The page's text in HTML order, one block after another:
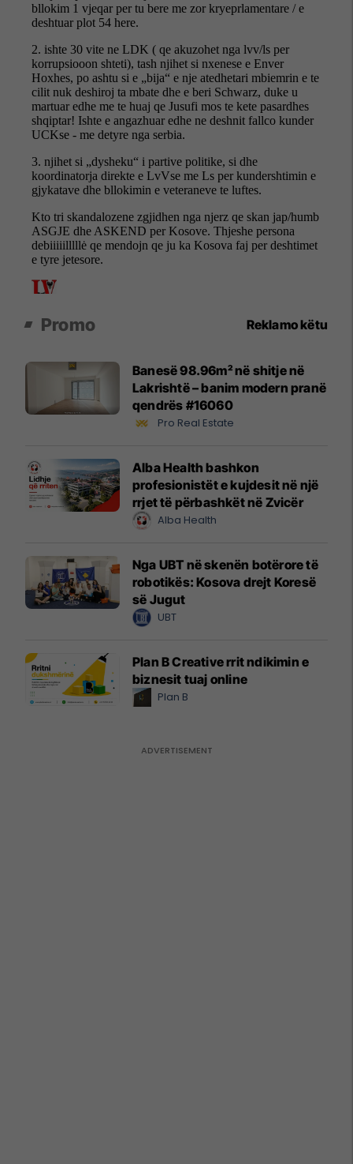
Promo Reklamo këtu
Banesë 98.96m² në shitje në
Lakrishtë – banim modern pranë
qendrës #16060
Pro Real Estate
Alba Health bashkon
profesionistët e kujdesit në një
rrjet të përbashkët në Zvicër
Alba Health
Nga UBT në skenën botërore të
robotikës: Kosova drejt Koresë
së Jugut
UBT
Plan B Creative rrit ndikimin e
biznesit tuaj online
Plan B